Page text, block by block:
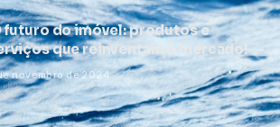
futuro do imóvel: produtos e
que reinventam o mercado!
novembro de 2024